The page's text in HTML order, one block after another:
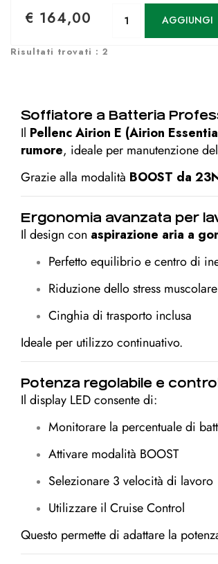
€ 164,00 AGGIUNGI
Risultati trovati : 2
Soffiatore a Batteria
Il Pellenc Airion E (Airion
rumore, ideale per manutenzione
Grazie alla modalità BOOST da
Ergonomia avanzata per
Il design con aspirazione aria a
Perfetto equilibrio e centro di
Riduzione dello stress muscolare
Cinghia di trasporto inclusa
Ideale per utilizzo continuativo.
Potenza regolabile e
Il display LED consente di:
Monitorare la percentuale di
Attivare modalità BOOST
Selezionare 3 velocità di lavoro
Utilizzare il Cruise Control
Questo permette di adattare la